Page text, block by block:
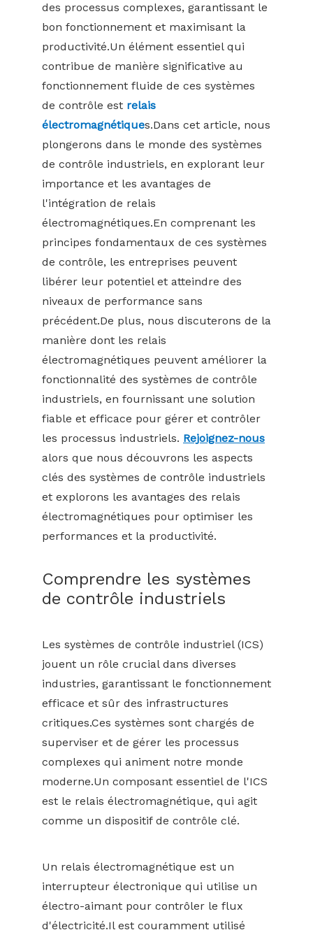
des processus complexes, garantissant le
bon fonctionnement et maximisant la
productivité.Un élément essentiel qui
contribue de manière significative au
fonctionnement fluide de ces systèmes
de contrôle est relais
électromagnétiques.Dans cet article, nous
plongerons dans le monde des systèmes
de contrôle industriels, en explorant leur
importance et les avantages de
l'intégration de relais
électromagnétiques.En comprenant les
principes fondamentaux de ces systèmes
de contrôle, les entreprises peuvent
libérer leur potentiel et atteindre des
niveaux de performance sans
précédent.De plus, nous discuterons de la
manière dont les relais
électromagnétiques peuvent améliorer la
fonctionnalité des systèmes de contrôle
industriels, en fournissant une solution
fiable et efficace pour gérer et contrôler
les processus industriels. Rejoignez-nous
alors que nous découvrons les aspects
clés des systèmes de contrôle industriels
et explorons les avantages des relais
électromagnétiques pour optimiser les
performances et la productivité.
Comprendre les systèmes
de contrôle industriels
Les systèmes de contrôle industriel (ICS)
jouent un rôle crucial dans diverses
industries, garantissant le fonctionnement
efficace et sûr des infrastructures
critiques.Ces systèmes sont chargés de
superviser et de gérer les processus
complexes qui animent notre monde
moderne.Un composant essentiel de l'ICS
est le relais électromagnétique, qui agit
comme un dispositif de contrôle clé.
Un relais électromagnétique est un
interrupteur électronique qui utilise un
électro-aimant pour contrôler le flux
d'électricité.Il est couramment utilisé